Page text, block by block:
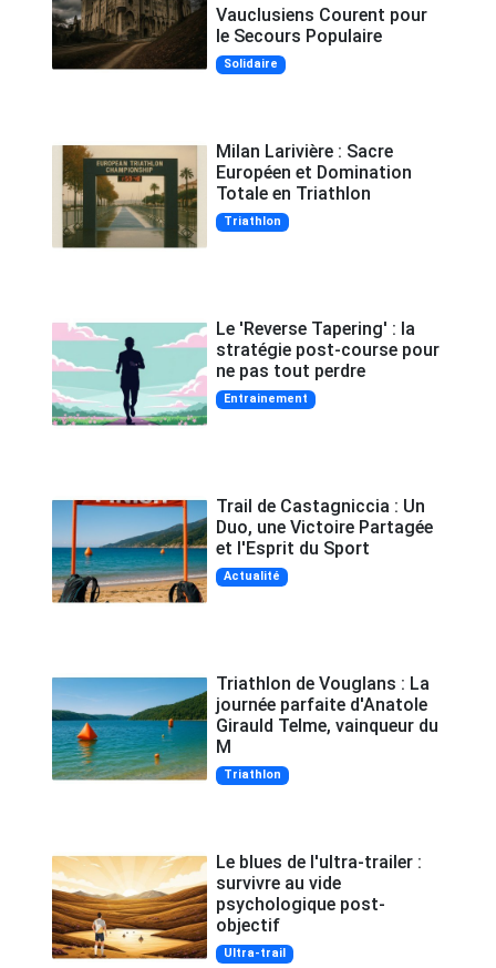
Vauclusiens Courent pour
le Secours Populaire
Solidaire
Milan Larivière : Sacre
Européen et Domination
Totale en Triathlon
Triathlon
Le 'Reverse Tapering' : la
stratégie post-course pour
ne pas tout perdre
Entrainement
Trail de Castagniccia : Un
Duo, une Victoire Partagée
et l'Esprit du Sport
Actualité
Triathlon de Vouglans : La
journée parfaite d'Anatole
Girauld Telme, vainqueur du
M
Triathlon
Le blues de l'ultra-trailer :
survivre au vide
psychologique post-
objectif
Ultra-trail